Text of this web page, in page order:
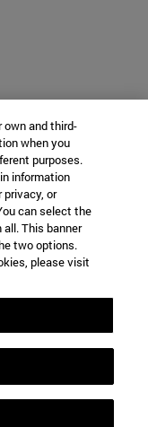
and third-
when you
purposes.
information
privacy, or
can select the
This banner
two options.
please visit